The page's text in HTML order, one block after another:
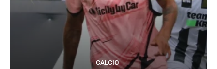
CALCIO